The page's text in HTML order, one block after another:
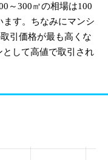
～300㎡の相場は100
ます。ちなみにマンシ
引価格が最も高くな
して高値で取引され